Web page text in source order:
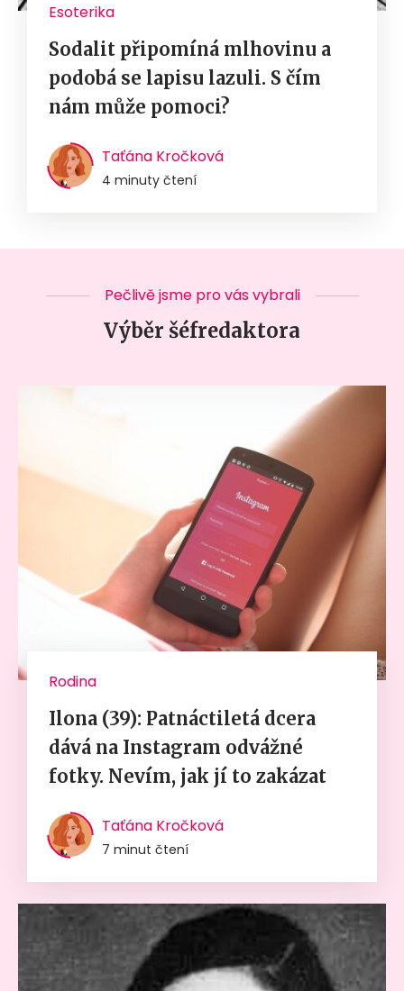
Esoterika
Sodalit připomíná mlhovinu a
podobá se lapisu lazuli. S čím
nám může pomoci?
Taťána Kročková
4 minuty čtení
Pečlivě jsme pro vás vybrali
Výběr šéfredaktora
Rodina
Ilona (39): Patnáctiletá dcera
dává na Instagram odvážné
fotky. Nevím, jak jí to zakázat
Taťána Kročková
7 minut čtení